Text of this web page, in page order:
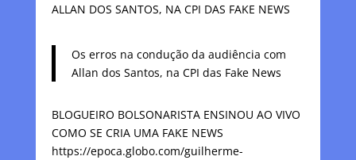
ALLAN DOS SANTOS, NA CPI DAS FAKE NEWS
Os erros na condução da audiência com
Allan dos Santos, na CPI das Fake News
BLOGUEIRO BOLSONARISTA ENSINOU AO VIVO
COMO SE CRIA UMA FAKE NEWS
https://epoca.globo.com/guilherme-